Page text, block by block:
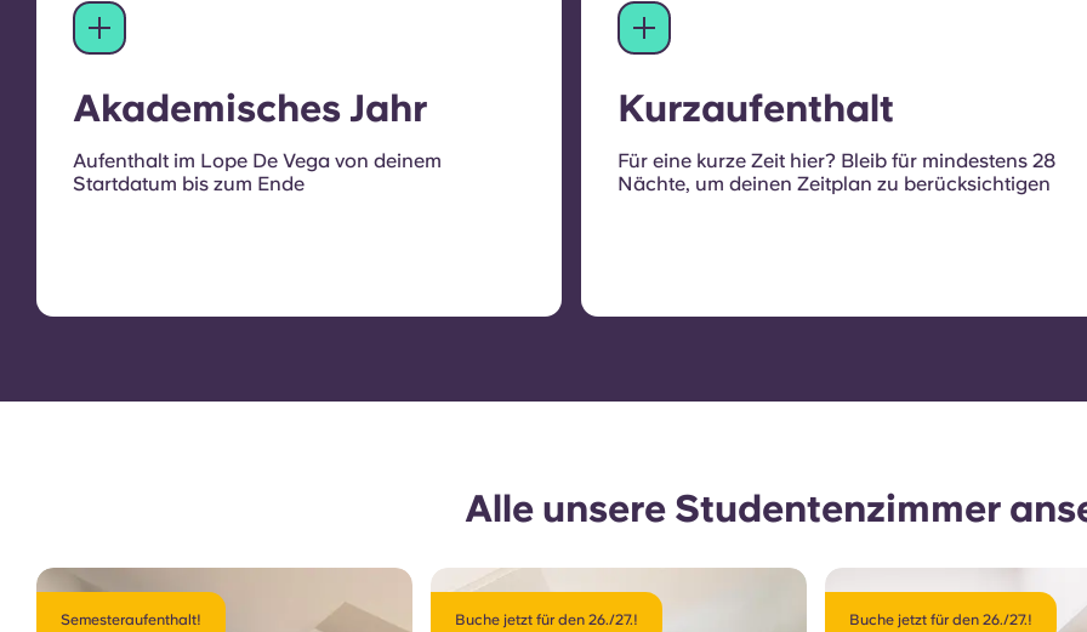
Akademisches Jahr
Aufenthalt im Lope De Vega von deinem
Startdatum bis zum Ende
Kurzaufenthalt
Für eine kurze Zeit hier? Bleib für mindestens 28
Nächte, um deinen Zeitplan zu berücksichtigen
Alle unsere Studentenzimmer
Semesteraufenthalt! Buche jetzt für den 26./27.! Buche jetzt für den 26./27.!